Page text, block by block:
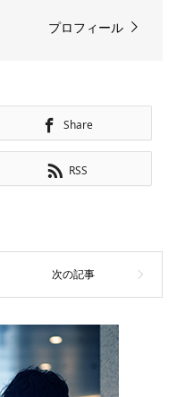
プロフィール
Share
RSS